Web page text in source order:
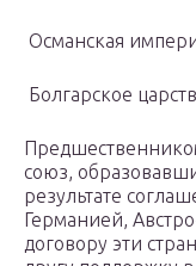
Османская
Болгарское
союз,
результате
Германией,
договору эти